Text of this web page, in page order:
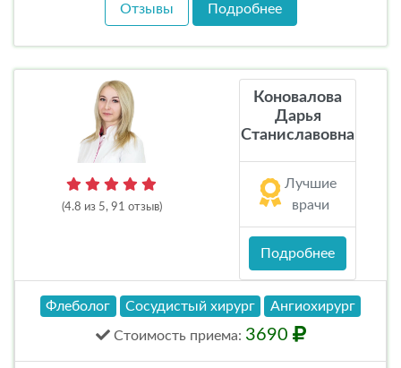
Отзывы Подробнее
(4.8 из 5, 91 отзыв)
Коновалова
Дарья
Станиславовна
Лучшие
врачи
Подробнее
Флеболог Сосудистый хирург Ангиохирург
Стоимость приема: 3690